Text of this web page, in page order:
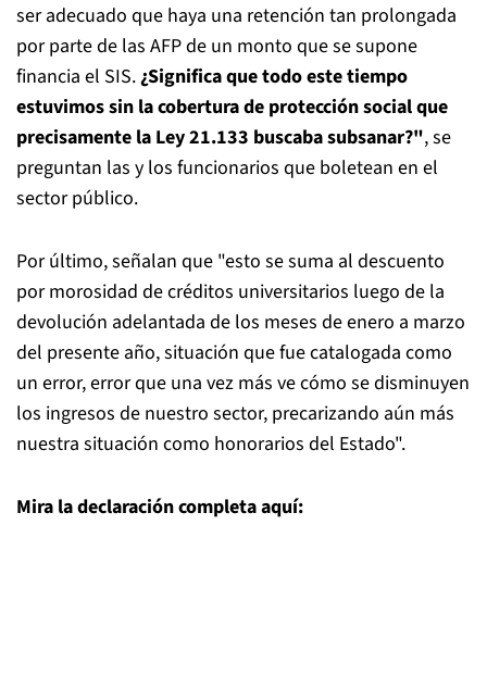
ser adecuado que haya una retención tan prolongada
por parte de las AFP de un monto que se supone
financia el SIS.¿Significa que todo este tiempo
estuvimos sin la cobertura de protección social que
precisamente la Ley 21.133 buscaba subsanar?", se
preguntan las y los funcionarios que boletean en el
sector público.
Por último, señalan que "esto se suma al descuento
por morosidad de créditos universitarios luego de la
devolución adelantada de los meses de enero a marzo
del presente año, situación que fue catalogada como
un error, error que una vez más ve cómo se disminuyen
los ingresos de nuestro sector, precarizando aún más
nuestra situación como honorarios del Estado".
Mira la declaración completa aquí: